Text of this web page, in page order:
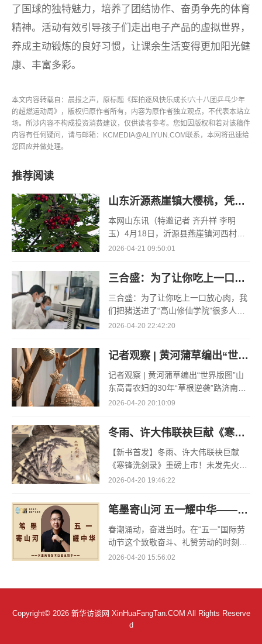
了国球的独特魅力，培养了团结协作、奋勇争先的体育
精神。活动有效引导孩子们走出电子产品的虚拟世界，
养成主动锻炼的良好习惯，让课余生活变得更加阳光健
康、丰富多彩。
本文内容转载自：晨报之声，原标题《挥拍逐风快乐成长!六十八团乒乓少年
的超燃运动周》，版权归原作者所有，内容为原作者独立观点，不代表本站立
场。所涉内容不构成投资消费建议，仅供读者参考。您如因版权和若对该稿件
内容有任何疑问，请与邮箱：KCMEDIA@ALIYUN.COM联系，本网将迅速给
您回应并做处理。
推荐阅读
山东沂源燕崖镇大樱桃，凭什么一路领“鲜”
本网山东讯（特邀记者 齐升祥 李明
玉）4月18日，沂源县燕崖镇河西村孟
凡红的空调大棚里，大棚樱桃的采收却
桃，其
2026-04-21 09:50:01
三合盛：为了让你吃上一口放心肉，我们把猪送进了“高山修仙学院”
三合盛：为了让你吃上一口放心肉，我
们把猪送进了“高山修仙学院”很多人问
我，现在的生鲜赛道已经卷成麻花了，
这样？答案其实很简单
2026-04-20 22:42:20
记者观察 | 黄河蒲草编出“世界版图”
记者观察 | 黄河蒲草编出“世界版图”山
东高青农妇的30年“草根逆袭”路济南电
（记者 瑞夫 王克军 郭克烁）一根黄河
套村农民任春花给
2026-04-20 20:10:09
冬雨、许大伟联袂巨献《寒锋洗剑录》重磅上市！未发先火引业界瞩目，丹心侠骨再掀武侠热潮
【新书首发】冬雨、许大伟联袂巨献
《寒锋洗剑录》重磅上市！未发先火引
业界瞩目，丹心侠骨再掀武侠热潮（文/
的长篇历史武侠力作《寒锋
2026-04-20 19:46:22
笔墨寄山河 五一耀中华——水墨先锋艺术巨匠王锁平
春潮涌动，奋进当时。在“五一”国际劳
动节这个致敬奋斗、礼赞劳动的时刻，
《笔墨寄山河 五一耀中华》系列活动如
2026-04-20 15:56:02
Copyright© 2026 新华访谈网 XinHuaFangTan.COM All Rights Reserve
d